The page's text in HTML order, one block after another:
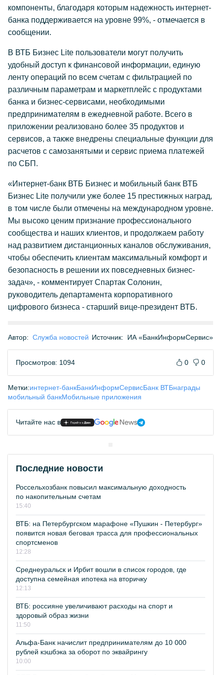
компоненты, благодаря которым надежность интернет-
банка поддерживается на уровне 99%, - отмечается в
сообщении.
В ВТБ Бизнес Lite пользователи могут получить
удобный доступ к финансовой информации, единую
ленту операций по всем счетам с фильтрацией по
различным параметрам и маркетплейс с продуктами
банка и бизнес-сервисами, необходимыми
предпринимателям в ежедневной работе. Всего в
приложении реализовано более 35 продуктов и
сервисов, а также внедрены специальные функции для
расчетов с самозанятыми и сервис приема платежей
по СБП.
«Интернет-банк ВТБ Бизнес и мобильный банк ВТБ
Бизнес Lite получили уже более 15 престижных наград,
в том числе были отмечены на международном уровне.
Мы высоко ценим признание профессионального
сообщества и наших клиентов, и продолжаем работу
над развитием дистанционных каналов обслуживания,
чтобы обеспечить клиентам максимальный комфорт и
безопасность в решении их повседневных бизнес-
задач», - комментирует Спартак Солонин,
руководитель департамента корпоративного
цифрового бизнеса - старший вице-президент ВТБ.
Автор: Служба новостей Источник: ИА «БанкИнформСервис»
Просмотров: 1094 0 0
Метки:интернет-банкБанкИнформСервисБанк ВТБнаграды
мобильный банкМобильные приложения
Читайте нас в
Последние новости
Россельхозбанк повысил максимальную доходность
по накопительным счетам
15:40
ВТБ: на Петербургском марафоне «Пушкин - Петербург»
появится новая беговая трасса для профессиональных
спортсменов
12:28
Среднеуральск и Ирбит вошли в список городов, где
доступна семейная ипотека на вторичку
12:13
ВТБ: россияне увеличивают расходы на спорт и
здоровый образ жизни
11:50
Альфа-Банк начислит предпринимателям до 10 000
рублей кэшбэка за оборот по эквайрингу
10:00